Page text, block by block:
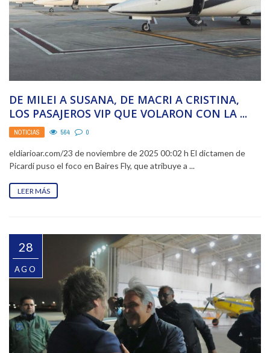
DE MILEI A SUSANA, DE MACRI A CRISTINA,
LOS PASAJEROS VIP QUE VOLARON CON LA ...
NOTICIAS 564 0
eldiarioar.com/23 de noviembre de 2025 00:02 h El dictamen de
Picardi puso el foco en Baires Fly, que atribuye a ...
LEER MÁS
28
AGO